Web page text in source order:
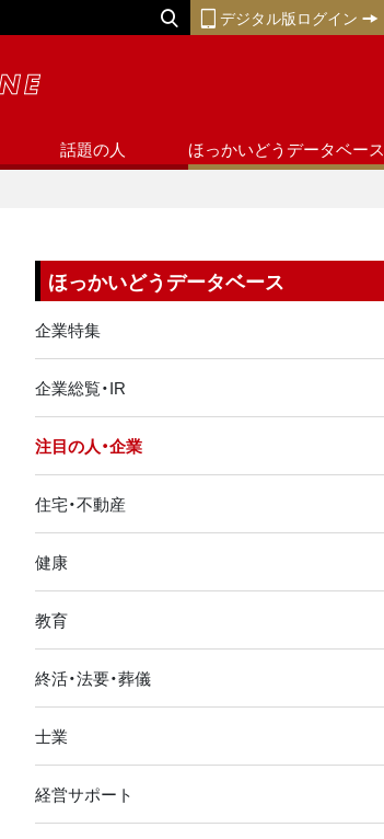
デジタル版ログイン
話題の人 ほっかいどうデータベース
ほっかいどうデータベース
企業特集
企業総覧・IR
注目の人・企業
住宅・不動産
健康
教育
終活・法要・葬儀
士業
経営サポート